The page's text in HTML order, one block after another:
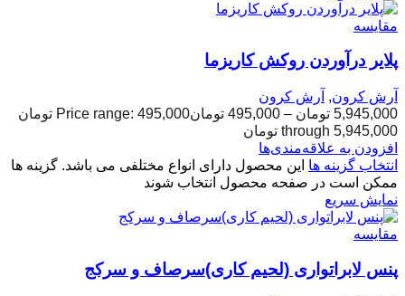
مقایسه
پلایر درآوردن روکش کاریزما
آرش کرون, آرش کرون
5,945,000 تومان –
495,000 تومان
Price range: 495,000 تومان
through 5,945,000 تومان
افزودن به علاقه‌مندی‌ها
انتخاب گزینه ها این محصول دارای انواع مختلفی می باشد. گزینه ها
ممکن است در صفحه محصول انتخاب شوند
نمایش سریع
مقایسه
پنس لابراتواری (لحیم کاری)سرصاف و سرکج